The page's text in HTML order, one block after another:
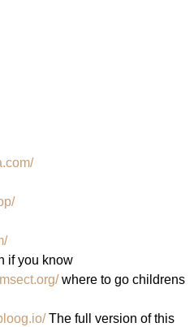
where to go childrens
The full version of this